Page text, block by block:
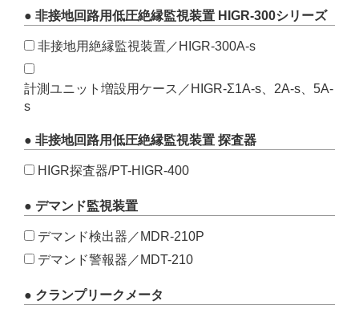
● 非接地回路用低圧絶縁監視装置 HIGR-300シリーズ
非接地用絶縁監視装置／HIGR-300A-s
計測ユニット増設用ケース／HIGR-Σ1A-s、2A-s、5A-
s
● 非接地回路用低圧絶縁監視装置 探査器
HIGR探査器/PT-HIGR-400
● デマンド監視装置
デマンド検出器／MDR-210P
デマンド警報器／MDT-210
● クランプリークメータ